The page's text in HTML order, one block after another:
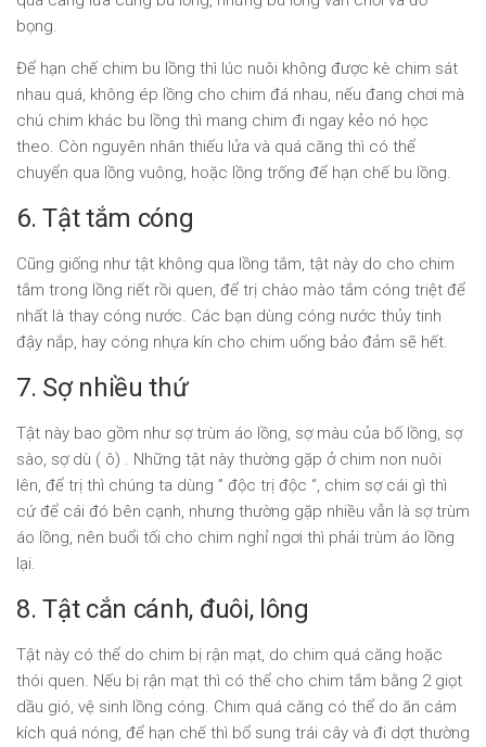
bọng.
Để hạn chế chim bu lồng thì lúc nuôi không được kè chim sát
nhau quá, không ép lồng cho chim đá nhau, nếu đang chơi mà
chú chim khác bu lồng thì mang chim đi ngay kẻo nó học
theo. Còn nguyên nhân thiếu lửa và quá căng thì có thể
chuyển qua lồng vuông, hoặc lồng trống để hạn chế bu lồng.
6. Tật tắm cóng
Cũng giống như tật không qua lồng tắm, tật này do cho chim
tắm trong lồng riết rồi quen, để trị chào mào tắm cóng triệt để
nhất là thay cóng nước. Các bạn dùng cóng nước thủy tinh
đậy nắp, hay cóng nhựa kín cho chim uống bảo đảm sẽ hết.
7. Sợ nhiều thứ
Tật này bao gồm như sợ trùm áo lồng, sợ màu của bố lồng, sợ
sào, sợ dù ( ô) . Những tật này thường gặp ở chim non nuôi
lên, để trị thì chúng ta dùng ” độc trị độc “, chim sợ cái gì thì
cứ để cái đó bên cạnh, nhưng thường gặp nhiều vẫn là sợ trùm
áo lồng, nên buổi tối cho chim nghỉ ngơi thì phải trùm áo lồng
lại.
8. Tật cắn cánh, đuôi, lông
Tật này có thể do chim bị rận mạt, do chim quá căng hoặc
thói quen. Nếu bị rận mạt thì có thể cho chim tắm bằng 2 giọt
dầu gió, vệ sinh lồng cóng. Chim quá căng có thể do ăn cám
kích quá nóng, để hạn chế thì bổ sung trái cây và đi dợt thường